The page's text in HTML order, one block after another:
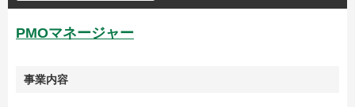
PMOマネージャー
事業内容